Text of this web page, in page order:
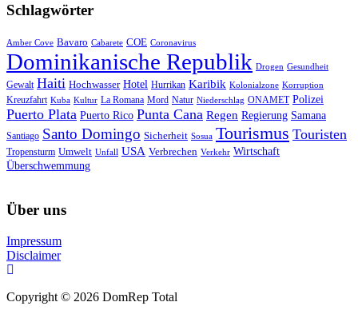
Schlagwörter
Amber Cove Bavaro Cabarete COE Coronavirus
Dominikanische Republik Drogen Gesundheit
Gewalt Haiti Hochwasser Hotel Hurrikan Karibik Kolonialzone Korruption
Kreuzfahrt Kuba Kultur La Romana Mord Natur Niederschlag ONAMET Polizei
Puerto Plata Puerto Rico Punta Cana Regen Regierung Samana
Santiago Santo Domingo Sicherheit Sosua Tourismus Touristen
Tropensturm Umwelt Unfall USA Verbrechen Verkehr Wirtschaft
Überschwemmung
Über uns
Impressum
Disclaimer
Copyright © 2026 DomRep Total